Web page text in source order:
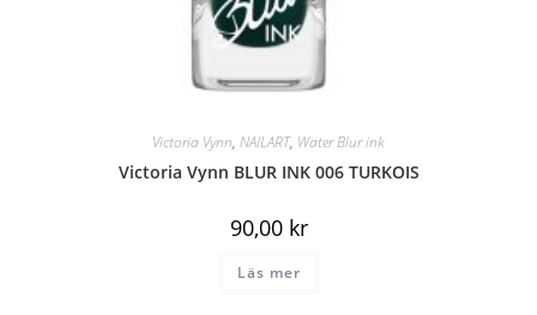
Victoria Vynn, NAILART, Water Blur ink
Victoria Vynn BLUR INK 006 TURKOIS
90,00 kr
Läs mer